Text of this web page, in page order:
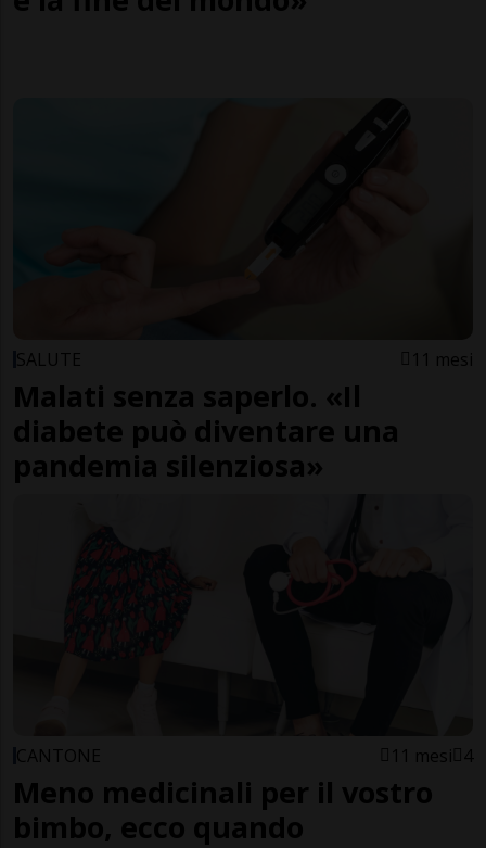
SALUTE 11 mesi
Malati senza saperlo. «Il
diabete può diventare una
pandemia silenziosa»
CANTONE 11 mesi 4
Meno medicinali per il vostro
bimbo, ecco quando